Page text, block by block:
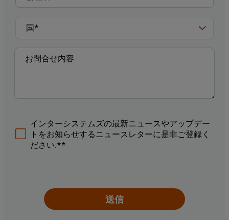
インターシステムズの最新ニュースやアップデー
トをお知らせするニュースレターに是非ご登録く
ださい.**
送信